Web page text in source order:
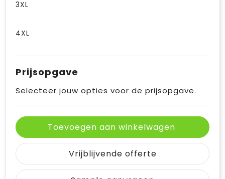
3XL
4XL
Prijsopgave
Selecteer jouw opties voor de prijsopgave.
Toevoegen aan winkelwagen
Vrijblijvende offerte